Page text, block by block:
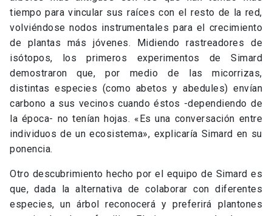
germinados de su familia. «El sistema es redundante y,
de esta forma, si se cortan algunas conexiones, la red
continúa. Pero existen puntos fundamentales que
implican un colapso mayor si son intervenidas»,
explicó. Además de distribuir el carbono excedente
entre los plantones más jóvenes, los denominados
«árboles madre» -los más viejos e interconectados de
la red- incluso reducen el espacio acaparado por sus
raíces, permitiendo que los más jóvenes también
puedan desarrollarse bajo la tierra.
Una red de árboles en un bosque de abetos de Canadá.
nodos con más conexiones, graficados como círculos
oscuros, son los árboles madre.